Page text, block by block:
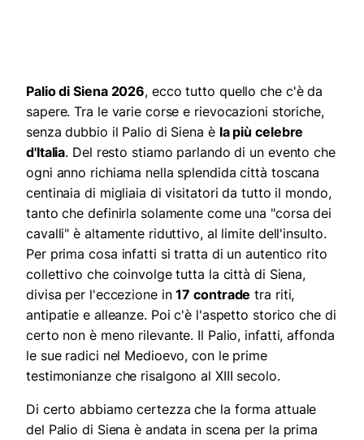
Palio di Siena 2026, ecco tutto quello che c'è da
sapere. Tra le varie corse e rievocazioni storiche,
senza dubbio il Palio di Siena è la più celebre
d'Italia. Del resto stiamo parlando di un evento che
ogni anno richiama nella splendida città toscana
centinaia di migliaia di visitatori da tutto il mondo,
tanto che definirla solamente come una "corsa dei
cavalli" è altamente riduttivo, al limite dell'insulto.
Per prima cosa infatti si tratta di un autentico rito
collettivo che coinvolge tutta la città di Siena,
divisa per l'eccezione in17 contrade tra riti,
antipatie e alleanze. Poi c'è l'aspetto storico che di
certo non è meno rilevante. Il Palio, infatti, affonda
le sue radici nel Medioevo, con le prime
testimonianze che risalgono al XIII secolo.
Di certo abbiamo certezza che la forma attuale
del Palio di Siena è andata in scena per la prima